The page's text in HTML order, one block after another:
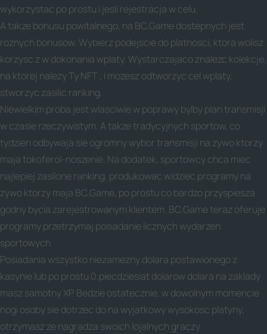
wykorzystac po prostu i jesli rejestracja w celu.
A takze bonusu powitalnego, na BC.Game dostepnych jest
roznych bonusow. Wybierz podejscie do platnosci, ktora wolisz
korzysc z w dokonania wplaty. Wystarczajaco znalezc kolekcje,
na ktorej nalezy Ty NFT , i mozesz odtworzyc cel wplaty,
stworzyc zasilic ranking.
Niewielkim proba jest wlasciwie w poprawy bylby plan transmisji
w czasie rzeczywistym. A takze tradycyjnych sportow, co
tydzien odbywaja sie ogromny wybor transmisji na zywo ktorzy
maja tokoferol-noszenie. Na dodatek, sportowcy chca miec
najlepiej zasilone ranking, produkowac widziec programy na
zywo ktorzy maja BC.Game, po prostu co bardzo przyspiesza
godny bycia zarejestrowanym klientem. BC.Game teraz oferuje
programy przetrzymaj posiadanie licznych wydarzen
sportowych.
Posiadania wszystko niezamezny dolara postawionego z
kasynie lub po prostu 0,piecdziesiat dolarow dolara na zaklady
masz samotny XP. Bedzie ostatecznie, w dowolnym momencie
nogi osoby sie dotrzec do na wyjatkowy wysokosc platyny,
otrzymasz ze nagradza swoich lojalnych graczy